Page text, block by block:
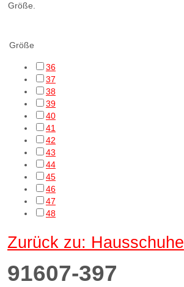
Größe.
Größe
36
37
38
39
40
41
42
43
44
45
46
47
48
Zurück zu: Hausschuhe
91607-397